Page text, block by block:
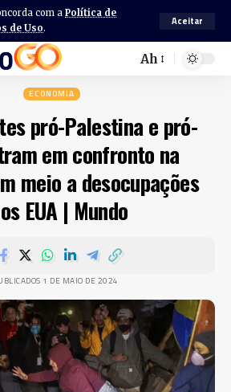
com a Política de
de Uso.
Aceitar
Ah
ECONOMIA
pró-Palestina e pró-
em confronto na
meio a desocupações
EUA | Mundo
1 DE MAIO DE 2024